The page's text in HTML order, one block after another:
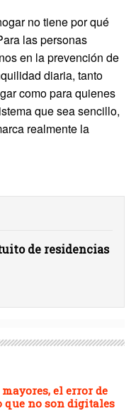
no tiene por qué
las personas
en la prevención de
diaria, tanto
como para quienes
que sea sencillo,
realmente la
de residencias
el error de
que no son digitales